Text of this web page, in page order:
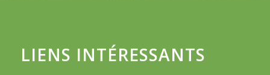
LIENS INTÉRESSANTS